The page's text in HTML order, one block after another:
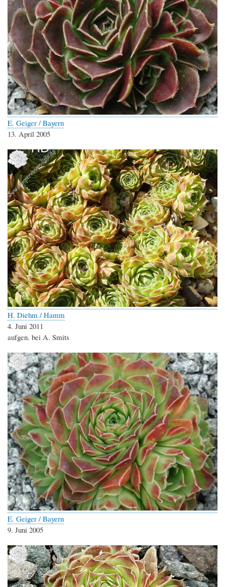
E. Geiger / Bayern
13. April 2005
H. Diehm / Hamm
4. Juni 2011
aufgen. bei A. Smits
E. Geiger / Bayern
9. Juni 2005